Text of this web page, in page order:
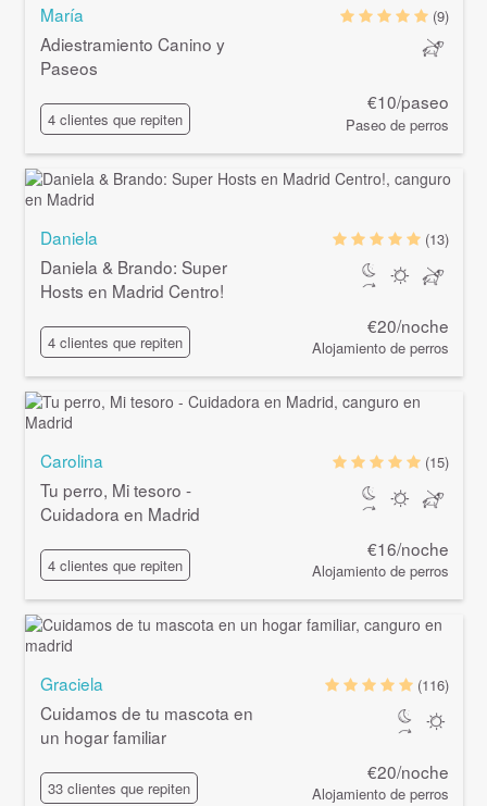
María
Adiestramiento Canino y
Paseos
4 clientes que repiten
(9)
€10/paseo
Paseo de perros
Daniela
Daniela & Brando: Super
Hosts en Madrid Centro!
4 clientes que repiten
(13)
€20/noche
Alojamiento de perros
Carolina
Tu perro, Mi tesoro -
Cuidadora en Madrid
4 clientes que repiten
(15)
€16/noche
Alojamiento de perros
Graciela
Cuidamos de tu mascota en
un hogar familiar
33 clientes que repiten
(116)
€20/noche
Alojamiento de perros